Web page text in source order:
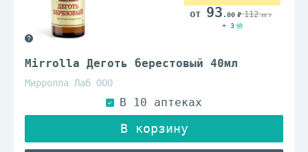
Mirrolla Деготь берестовый 40мл
Мирролла Лаб ООО
93 .00 112.00
+ 3